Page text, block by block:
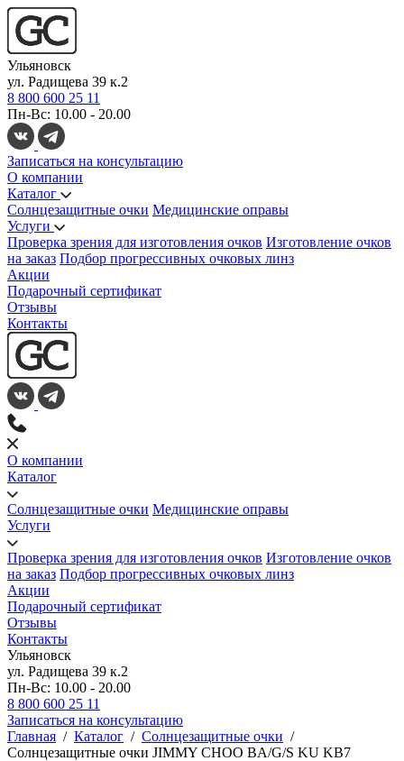
Ульяновск
ул. Радищева 39 к.2
8 800 600 25 11
Пн-Вс: 10.00 - 20.00
Записаться на консультацию
О компании
Каталог
Солнцезащитные очки Медицинские оправы
Услуги
Проверка зрения для изготовления очков Изготовление очков
на заказ Подбор прогрессивных очковых линз
Акции
Подарочный сертификат
Отзывы
Контакты
О компании
Каталог
Солнцезащитные очки Медицинские оправы
Услуги
Проверка зрения для изготовления очков Изготовление очков
на заказ Подбор прогрессивных очковых линз
Акции
Подарочный сертификат
Отзывы
Контакты
Ульяновск
ул. Радищева 39 к.2
Пн-Вс: 10.00 - 20.00
8 800 600 25 11
Записаться на консультацию
Главная / Каталог / Солнцезащитные очки /
Солнцезащитные очки JIMMY CHOO BA/G/S KU KB7